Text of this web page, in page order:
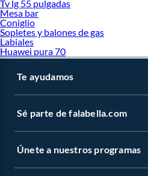
Tv lg 55 pulgadas
Mesa bar
Coniglio
Sopletes y balones de gas
Labiales
Huawei pura 70
Te ayudamos
Sé parte de falabella.com
Únete a nuestros programas